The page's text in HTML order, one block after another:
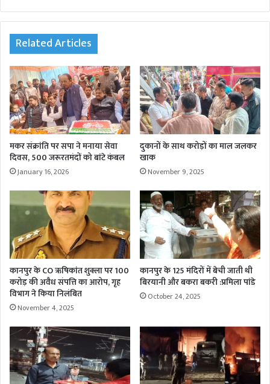
te
Related Articles
मकर संक्रांति पर सपा ने मनाया सेवा
दिवस, 500 जरूरतमंदों को बांटे कंबल
January 16, 2026
दुकानों के साथ करोड़ों का माल जलकर
खाक
November 9, 2025
कानपुर के CO ऋषिकांत शुक्ला पर 100
करोड़ की अवैध संपत्ति का आरोप, गृह
विभाग ने किया निलंबित
November 4, 2025
कानपुर के 125 मंदिरों में बेची जाती थी
बिरयानी और बकरा बकरी :प्रमिला पांडे
October 24, 2025